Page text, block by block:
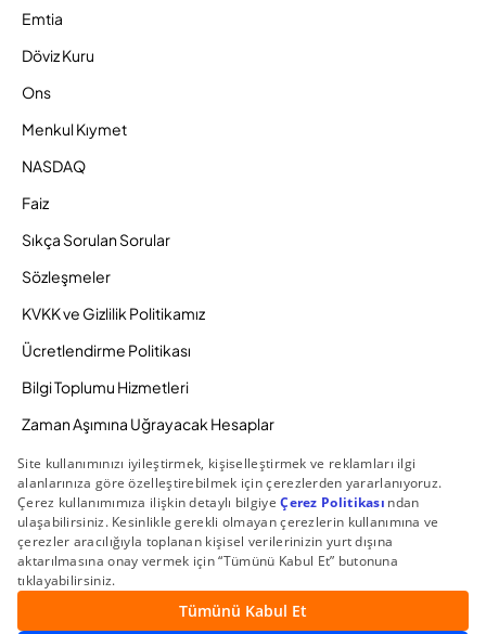
Emtia
Döviz Kuru
Ons
Menkul Kıymet
NASDAQ
Faiz
Sıkça Sorulan Sorular
Sözleşmeler
KVKK ve Gizlilik Politikamız
Ücretlendirme Politikası
Bilgi Toplumu Hizmetleri
Zaman Aşımına Uğrayacak Hesaplar
Duyurular ve Kampanyalar
© 2026 Gedik Yatırım Menkul Değerler AŞ. Tüm Hakları